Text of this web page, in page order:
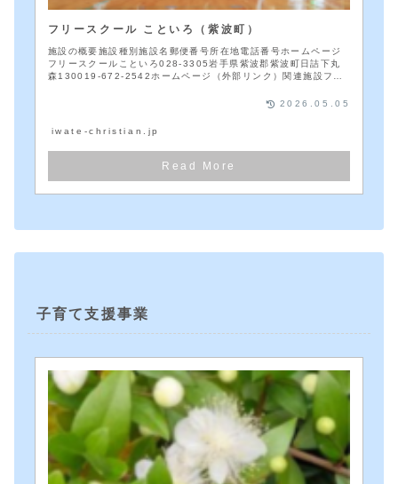
フリースクール こといろ（紫波町）
施設の概要施設種別施設名郵便番号所在地電話番号ホームページ
フリースクールこといろ028-3305岩手県紫波郡紫波町日詰下丸
森130019-672-2542ホームページ（外部リンク）関連施設フリ
iwate-christian.jp
2026.05.05
子育て支援事業